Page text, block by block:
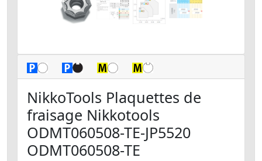
NikkoTools Plaquettes de
fraisage Nikkotools
ODMT060508-TE-JP5520
ODMT060508-TE